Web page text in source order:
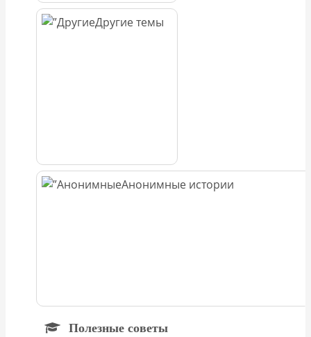
Другие темы
Анонимные истории
Полезные советы